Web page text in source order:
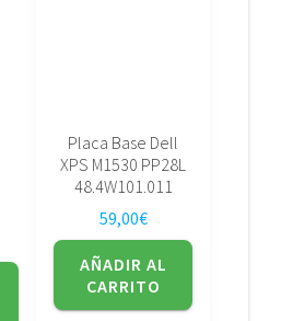
Placa Base Dell
XPS M1530 PP28L
48.4W101.011
59,00€
AÑADIR AL
CARRITO